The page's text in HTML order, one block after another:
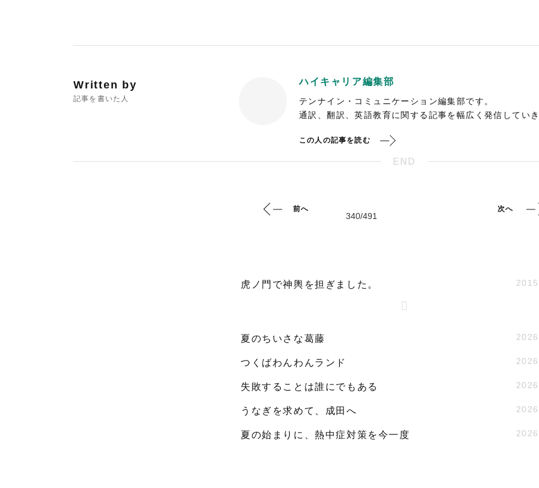
Written by
記事を書いた人
ハイキャリア編集部
テンナイン・コミュニケーション編集部です。
通訳、翻訳、英語教育に関する記事を幅広く発信していき
この人の記事を読む
END
前へ 次へ
虎ノ門で神輿を担ぎました。
夏のちいさな葛藤
つくばわんわんランド
失敗することは誰にでもある
うなぎを求めて、成田へ
夏の始まりに、熱中症対策を今一度